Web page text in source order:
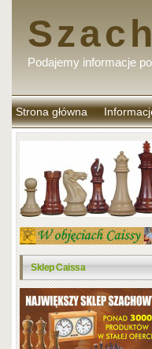
Podajemy informacje
Strona główna
Sklep Caissa